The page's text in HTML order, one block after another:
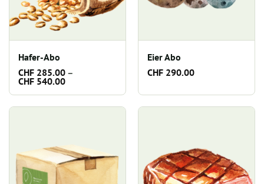
Hafer-Abo
CHF285.00 –
CHF540.00Preisspanne:
bis
CHF 540.00
Eier Abo
CHF290.00